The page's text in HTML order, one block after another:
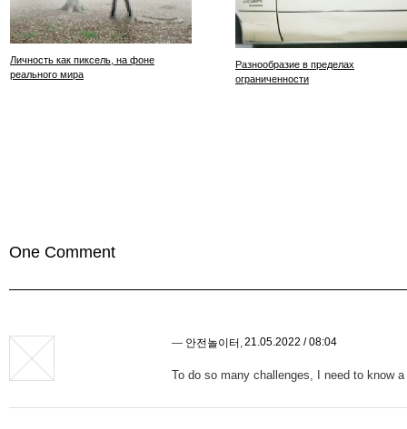
Личность как пиксель, на фоне
реального мира
Разнообразие в пределах
ограниченности
One Comment
— 안전놀이터 ,21.05.2022 / 08:04
To do so many challenges, I need to know